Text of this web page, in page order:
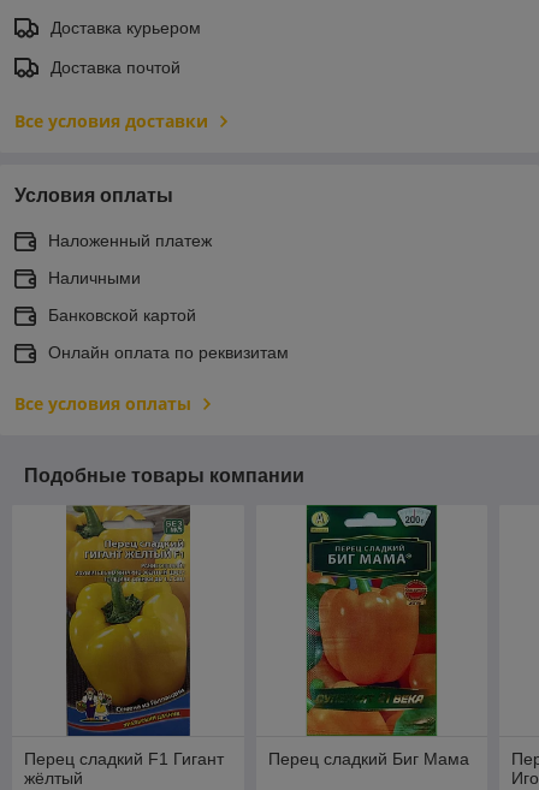
Доставка курьером
Доставка почтой
Все условия доставки
Условия оплаты
Наложенный платеж
Наличными
Банковской картой
Онлайн оплата по реквизитам
Все условия оплаты
Подобные товары компании
Перец сладкий F1 Гигант
жёлтый
Перец сладкий Биг Мама